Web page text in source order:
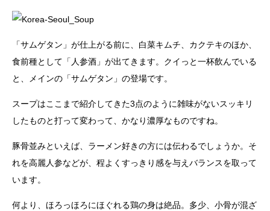
「サムゲタン」が仕上がる前に、白菜キムチ、カクテキのほか、
食前種として「人参酒」が出てきます。クイっと一杯飲んでいる
と、メインの「サムゲタン」の登場です。
スープはここまで紹介してきた3点のように雑味がないスッキリ
したものと打って変わって、かなり濃厚なものですね。
豚骨並みといえば、ラーメン好きの方には伝わるでしょうか。そ
れを高麗人参などが、程よくすっきり感を与えバランスを取って
います。
何より、ほろっほろにほぐれる鶏の身は絶品。多少、小骨が混ざ